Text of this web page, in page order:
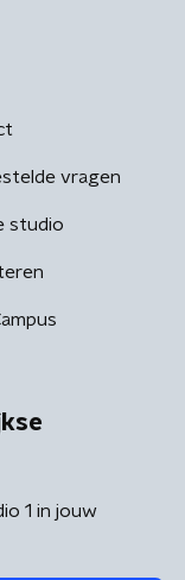
vragen
studio
1 in jouw